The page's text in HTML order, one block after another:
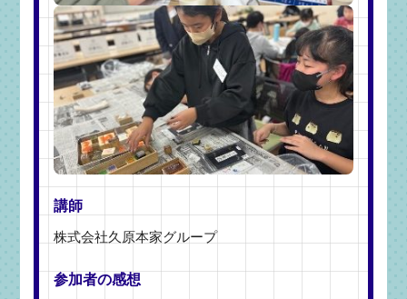
講師
株式会社久原本家グループ
参加者の感想